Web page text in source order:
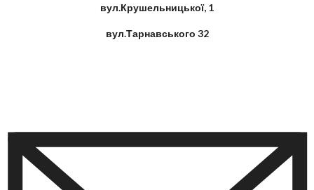
вул.Крушельницької, 1
вул.Тарнавського 32